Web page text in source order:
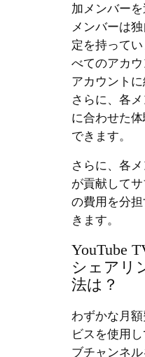
加メンバー
メンバーは
定を持って
べてのアカ
アカウントに
さらに、各
に合わせた
できます。
さらに、各
が貢献して
の費用を分
きます。
YouTube
シェアリ
法は？
わずかな月
ビスを使用
ブチャンネル